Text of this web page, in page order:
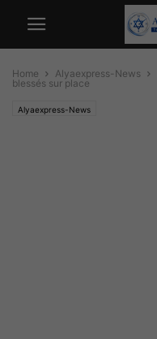
Home Alyaexpress-News
blessés sur place
Alyaexpress-News